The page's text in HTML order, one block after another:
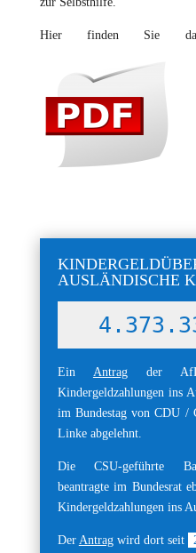
Hier finden Sie das
AUSLÄNDISCHE
Ein Antragder AfD-
Kindergeldzahlungen ins
im Bundestag von CDU
Linke abgelehnt.
Die CSU-geführte
beantragte im Bundesrat
Kindergeldzahlungen ins
Der Antragwird dort seit